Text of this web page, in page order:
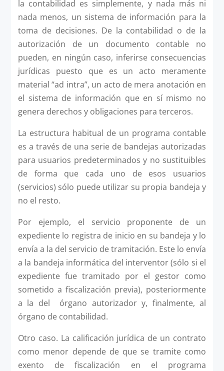
la contabilidad es simplemente, y nada más ni
nada menos, un sistema de información para la
toma de decisiones. De la contabilidad o de la
autorización de un documento contable no
pueden, en ningún caso, inferirse consecuencias
jurídicas puesto que es un acto meramente
material “ad intra”, un acto de mera anotación en
el sistema de información que en sí mismo no
genera derechos y obligaciones para terceros.
La estructura habitual de un programa contable
es a través de una serie de bandejas autorizadas
para usuarios predeterminados y no sustituibles
de forma que cada uno de esos usuarios
(servicios) sólo puede utilizar su propia bandeja y
no el resto.
Por ejemplo, el servicio proponente de un
expediente lo registra de inicio en su bandeja y lo
envía a la del servicio de tramitación. Este lo envía
a la bandeja informática del interventor (sólo si el
expediente fue tramitado por el gestor como
sometido a fiscalización previa), posteriormente
a la del órgano autorizador y, finalmente, al
órgano de contabilidad.
Otro caso. La calificación jurídica de un contrato
como menor depende de que se tramite como
exento de fiscalización en el programa